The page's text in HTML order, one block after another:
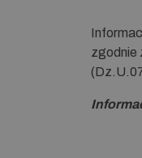
zgodnie